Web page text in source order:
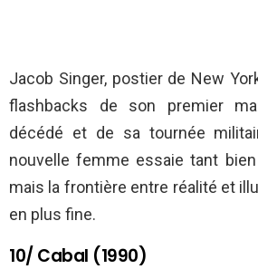
Jacob Singer, postier de New
flashbacks de son premier
décédé et de sa tournée
nouvelle femme essaie tant bien
mais la frontière entre réalité et
en plus fine.
10/ Cabal (1990)